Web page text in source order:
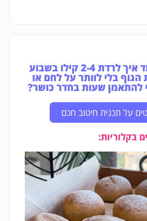
רוצה ללמוד איך לרדת 2-4 קילו בשבוע
בלי לוותר על לחם או
להתאמן שעות בחדר כושר?
על תכנית חיטוב חכם
בקלוריות: